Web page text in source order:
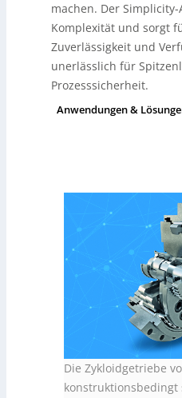
machen. Der
Komplexität und sorgt
Zuverlässigkeit und
unerlässlich für
Prozesssicherheit.
Anwendungen &
Die Zykloidgetriebe
konstruktionsbedingt